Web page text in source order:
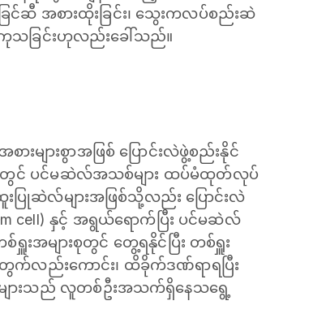
is pleased to
the...
င်ဆီ အစားထိုးခြင်း၊ သွေးကလပ်စည်းဆဲ
ခြင်းဟုလည်းခေါ်သည်။
ျားစွာအဖြစ် ပြောင်းလဲဖွဲ့စည်းနိုင်
တွင် ပင်မဆဲလ်အသစ်များ ထပ်မံထုတ်လုပ်
ြုဆဲလ်များအဖြစ်သို့လည်း ပြောင်းလဲ
cell) နှင့် အရွယ်ရောက်ပြီး ပင်မဆဲလ်
းအများစုတွင် တွေ့ရနိုင်ပြီး တစ်ရှူး
က်လည်းကောင်း၊ ထိခိုက်ဒဏ်ရာရပြီး
ျားသည် လူတစ်ဦးအသက်ရှိနေသရွေ့